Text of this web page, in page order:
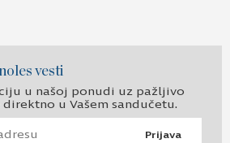
vesti
u našoj ponudi uz pažljivo
u Vašem sandučetu.
Prijava